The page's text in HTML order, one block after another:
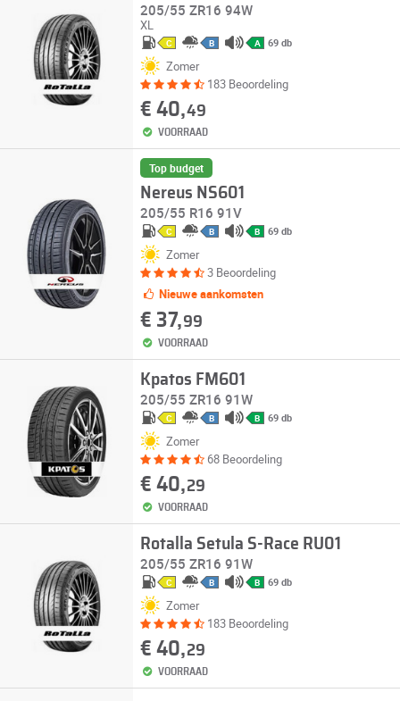
205/55 ZR16 94W
XL
C B A 69 db
Zomer
183 Beoordeling
€ 40,49
VOORRAAD
Top budget
Nereus NS601
205/55 R16 91V
C B B 69 db
Zomer
3 Beoordeling
Nieuwe aankomsten
€ 37,99
VOORRAAD
Kpatos FM601
205/55 ZR16 91W
C B B 69 db
Zomer
68 Beoordeling
€ 40,29
VOORRAAD
Rotalla Setula S-Race RU01
205/55 ZR16 91W
C B B 69 db
Zomer
183 Beoordeling
€ 40,29
VOORRAAD